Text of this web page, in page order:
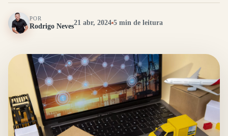
POR
Rodrigo Neves21 abr, 2024 5 min de leitura